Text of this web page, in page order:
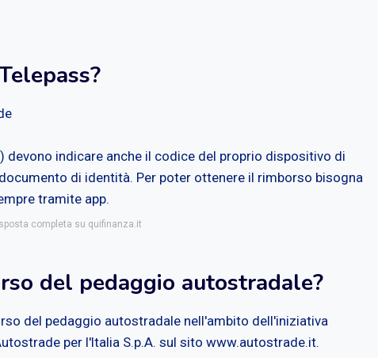
devono indicare anche il codice del proprio dispositivo di
di identità. Per poter ottenere il rimborso bisogna
tramite app.
completa su quifinanza.it
del pedaggio autostradale?
del pedaggio autostradale nell'ambito dell'iniziativa
per l'ltalia S.p.A. sul sito www.autostrade.it.